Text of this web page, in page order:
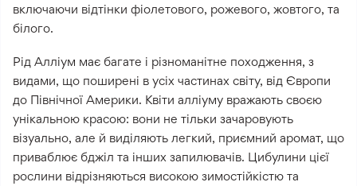
включаючи відтінки фіолетового, рожевого, жовтого, та
білого.
Рід Алліум має багате і різноманітне походження, з
видами, що поширені в усіх частинах світу, від Європи
до Північної Америки. Квіти алліуму вражають своєю
унікальною красою: вони не тільки зачаровують
візуально, але й виділяють легкий, приємний аромат, що
приваблює бджіл та інших запилювачів. Цибулини цієї
рослини відрізняються високою зимостійкістю та